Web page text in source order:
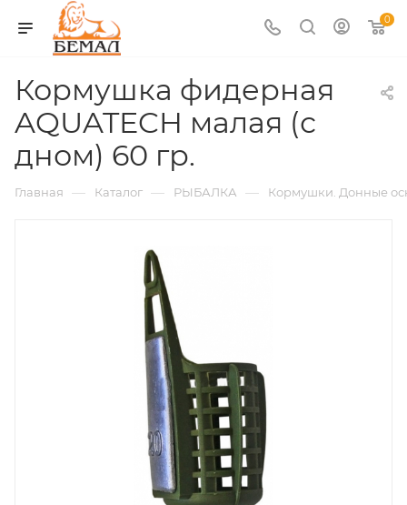
0
Кормушка фидерная
AQUATECH малая (с
дном) 60 гр.
Главная — Каталог — РЫБАЛКА — Кормушки. Донные